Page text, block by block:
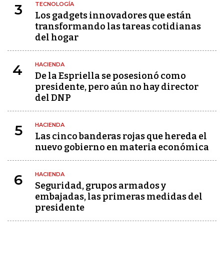
3 TECNOLOGÍA
Los gadgets innovadores que están
transformando las tareas cotidianas
del hogar
4 HACIENDA
De la Espriella se posesionó como
presidente, pero aún no hay director
del DNP
5 HACIENDA
Las cinco banderas rojas que hereda el
nuevo gobierno en materia económica
6 HACIENDA
Seguridad, grupos armados y
embajadas, las primeras medidas del
presidente